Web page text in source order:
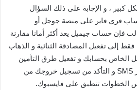
كبير ، و الإجابة على ذلك السؤال
فري فاير على منصة جوجل أو
فإن حساب جيميل يعد أكثر أمانا مقارنة
إلى تفعيل المصادقة الثنائية و الذهاب
الخاص بحسابك و تفعيل طرق التأمين
سواء الهاتف و تفعيل رمز SMS و التأكد من تسجيل خروجك من
الخطوات تنطبق على فايسبوك.